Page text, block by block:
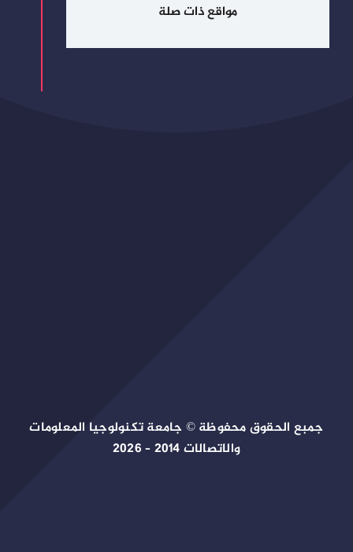
مواقع ذات صلة
جمبع الحقوق محفوظة © جامعة تكنولوجيا المعلومات
والاتصالات 2014 – 2026